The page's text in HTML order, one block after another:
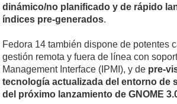
dinámico/no planificado y de rápido
índices pre-generados.
Fedora 14 también dispone de potentes
gestión remota y fuera de línea con
Management Interface (IPMI), y de pre-
tecnología actualizada del entorno de
del próximo lanzamiento de GNOME